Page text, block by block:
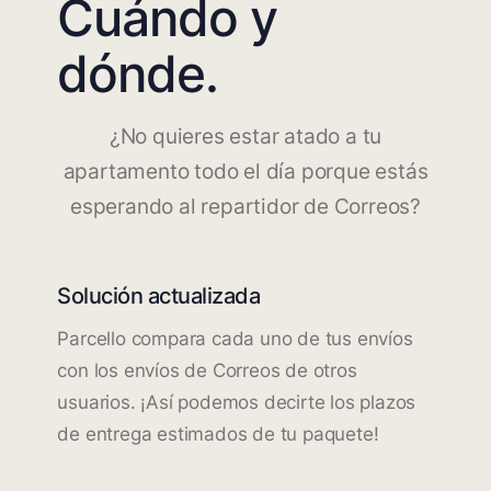
Cuándo y
dónde.
¿No quieres estar atado a tu
apartamento todo el día porque estás
esperando al repartidor de Correos?
Solución actualizada
Parcello compara cada uno de tus envíos
con los envíos de Correos de otros
usuarios. ¡Así podemos decirte los plazos
de entrega estimados de tu paquete!